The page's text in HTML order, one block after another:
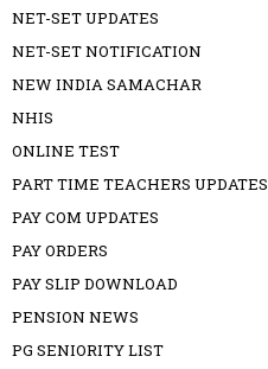
NET-SET UPDATES
NET-SET NOTIFICATION
NEW INDIA SAMACHAR
NHIS
ONLINE TEST
PART TIME TEACHERS UPDATES
PAY COM UPDATES
PAY ORDERS
PAY SLIP DOWNLOAD
PENSION NEWS
PG SENIORITY LIST